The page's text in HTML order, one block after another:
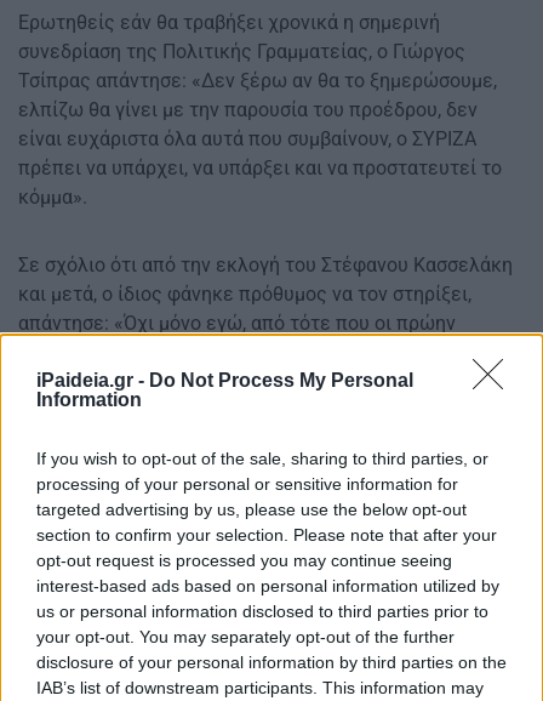
iPaideia.gr - Do Not Process My Personal
Information
If you wish to opt-out of the sale, sharing to third parties, or
processing of your personal or sensitive information for
targeted advertising by us, please use the below opt-out
section to confirm your selection. Please note that after your
opt-out request is processed you may continue seeing
interest-based ads based on personal information utilized by
us or personal information disclosed to third parties prior to
your opt-out. You may separately opt-out of the further
disclosure of your personal information by third parties on the
IAB’s list of downstream participants. This information may
Ερωτηθείς εάν θα τραβήξει χρονικά η σημερινή
συνεδρίαση της Πολιτικής Γραμματείας, ο Γιώργος
Τσίπρας απάντησε: «Δεν ξέρω αν θα το ξημερώσουμε,
ελπίζω θα γίνει με την παρουσία του προέδρου, δεν
είναι ευχάριστα όλα αυτά που συμβαίνουν, ο ΣΥΡΙΖΑ
πρέπει να υπάρχει, να υπάρξει και να προστατευτεί το
κόμμα».
Σε σχόλιο ότι από την εκλογή του Στέφανου Κασσελάκη
και μετά, ο ίδιος φάνηκε πρόθυμος να τον στηρίξει,
απάντησε: «Όχι μόνο εγώ, από τότε που οι πρώην
του προέδρου ποτέ, υπήρξε διάθεση στήριξης της νέας
πορείας και μπορούμε να συνεχίσουμε, αρκεί να υπάρχει
Απαντώντας σε ερώτηση αν πρέπει να φύγει ο Στέφανος
Κασσελάκης από την ηγεσία του κόμματος, ο κ. Τσίπρας
είπε: «Πρέπει να υπάρξει συνεννόηση για να πάμε
συντεταγμένα μέχρι τις ευρωεκλογές, χωρίς
αιφνιδιασμούς, χωρίς εγώ αποφασίζω, όπως πρέπει να
είναι η λειτουργία ενός κόμματος δημοκρατικής
Αριστεράς, ελπίζω να υπάρξει λύση για μια καλύτερη
προοπτική μέχρι τις ευρωεκλογές».